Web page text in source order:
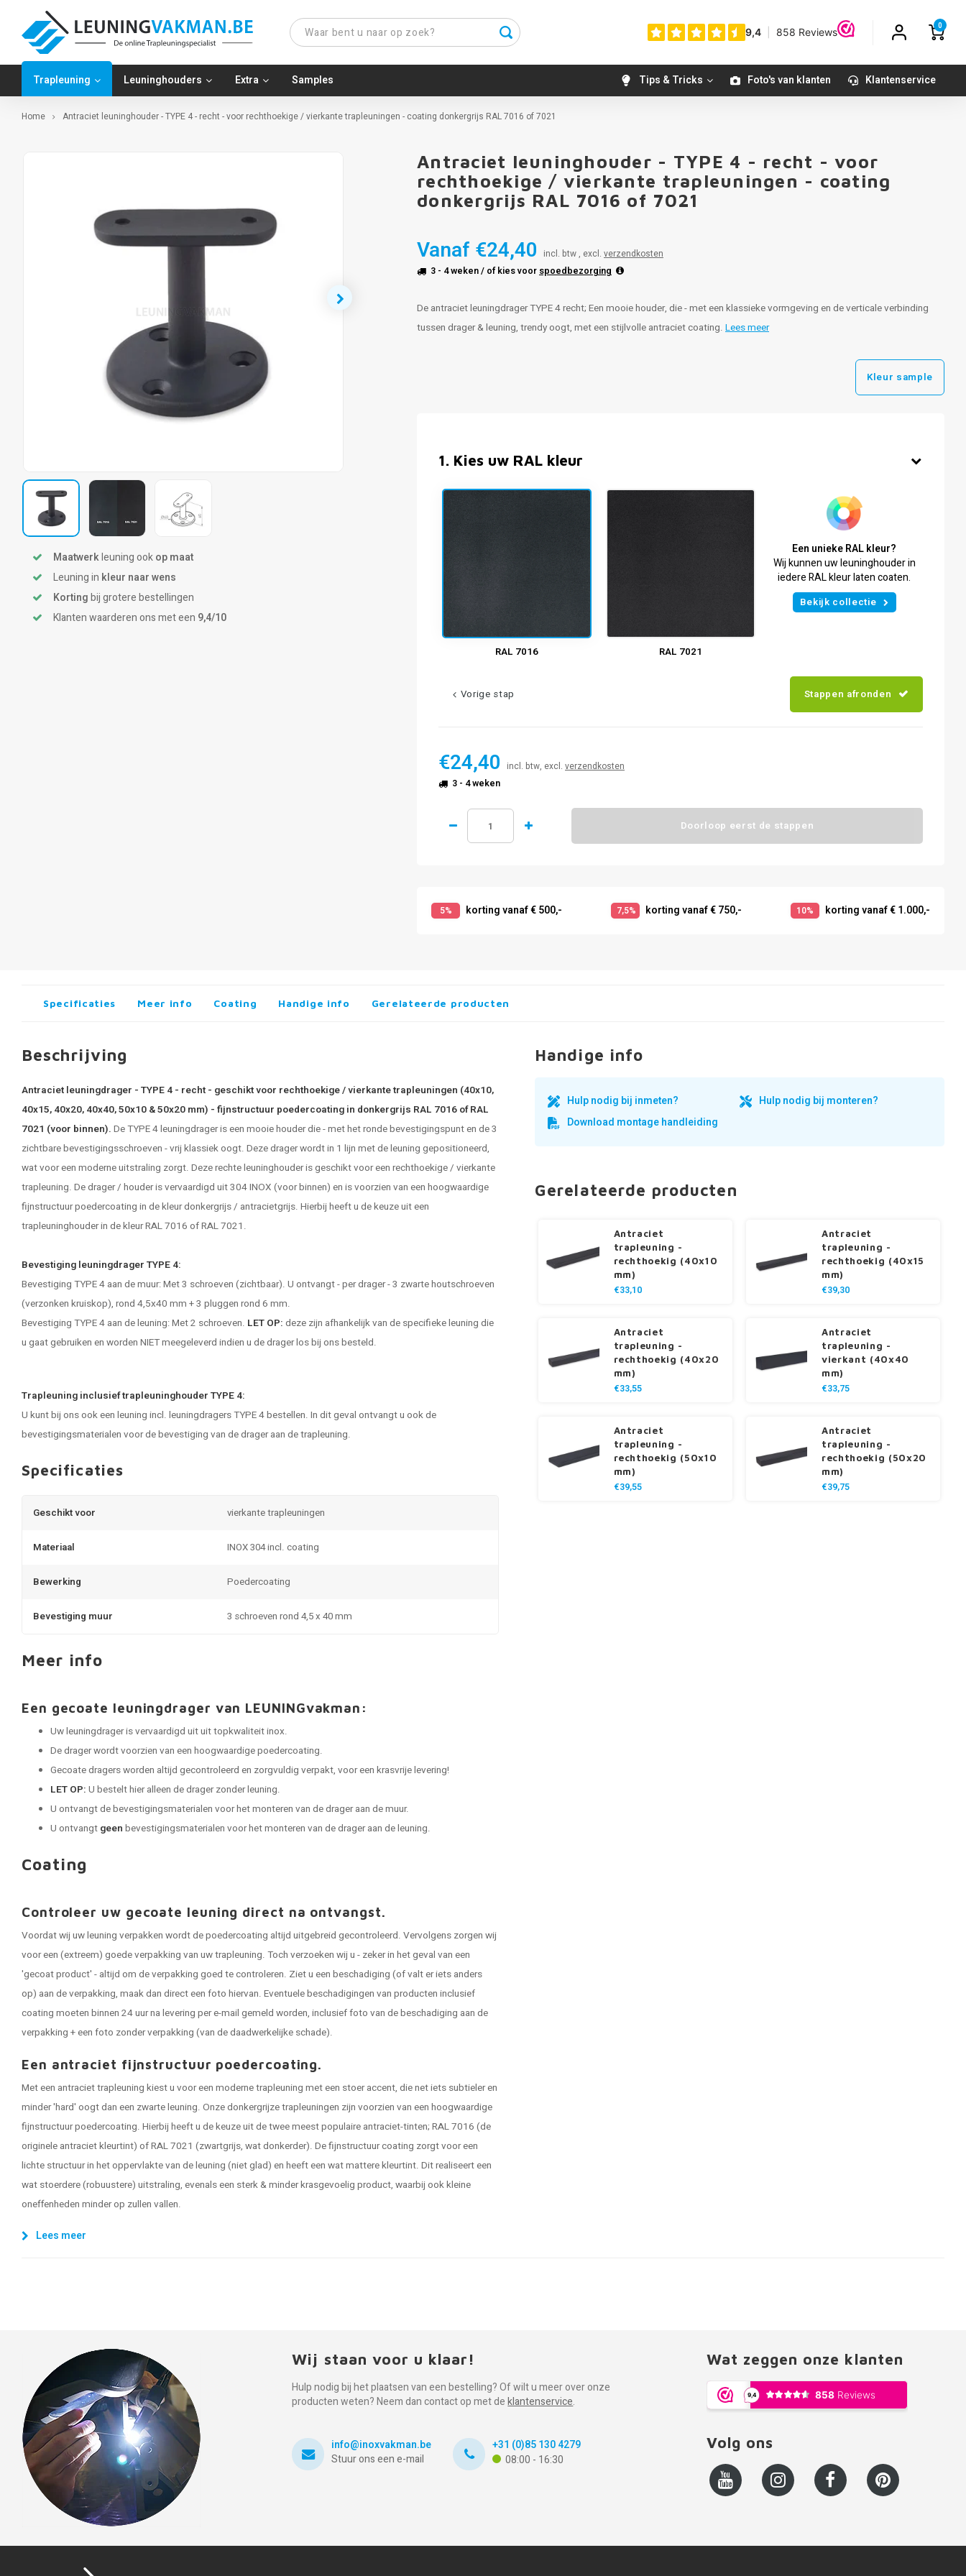
0
Trapleuning Leuninghouders Extra Samples Tips & Tricks Foto's van klanten Klantenservice
Home Antraciet leuninghouder - TYPE 4 - recht - voor rechthoekige / vierkante trapleuningen - coating donkergrijs RAL 7016 of 7021
Maatwerkleuning ookop maat
Leuning in kleur naar wens
Kortingbij grotere bestellingen
Klanten waarderen ons met een 9,4/10
Antraciet leuninghouder - TYPE 4 - recht - voor
rechthoekige / vierkante trapleuningen - coating
donkergrijs RAL 7016 of 7021
Vanaf €24,40 incl. btw , excl. verzendkosten
3 - 4 weken/ of kies voor spoedbezorging
De antraciet leuningdrager TYPE 4 recht; Een mooie houder, die - met een klassieke vormgeving en de verticale verbinding
tussen drager & leuning, trendy oogt, met een stijlvolle antraciet coating. Lees meer
Kleur sample
1. Kies uw RAL kleur
RAL 7016 RAL 7021
Een unieke RAL kleur?
Wij kunnen uw leuninghouder in
iedere RAL kleur laten coaten.
Bekijk collectie
Vorige stap Stappen afronden
€24,40 incl. btw, excl. verzendkosten
3 - 4 weken
Doorloop eerst de stappen
5% korting vanaf € 500,- 7,5% korting vanaf € 750,- 10% korting vanaf € 1.000,-
Specificaties Meer info Coating Handige info Gerelateerde producten
Beschrijving
Antraciet leuningdrager - TYPE 4 - recht - geschikt voor rechthoekige / vierkante trapleuningen (40x10,
40x15, 40x20, 40x40, 50x10 & 50x20 mm) - fijnstructuur poedercoating in donkergrijs RAL 7016 of RAL
7021 (voor binnen). De TYPE 4 leuningdrager is een mooie houder die - met het ronde bevestigingspunt en de 3
zichtbare bevestigingsschroeven - vrij klassiek oogt. Deze drager wordt in 1 lijn met de leuning gepositioneerd,
wat voor een moderne uitstraling zorgt. Deze rechte leuninghouder is geschikt voor een rechthoekige / vierkante
trapleuning. De drager / houder is vervaardigd uit 304 INOX (voor binnen) en is voorzien van een hoogwaardige
fijnstructuur poedercoating in de kleur donkergrijs / antracietgrijs. Hierbij heeft u de keuze uit een
trapleuninghouder in de kleur RAL 7016 of RAL 7021.
Bevestiging leuningdrager TYPE 4:
Bevestiging TYPE 4 aan de muur: Met 3 schroeven (zichtbaar). U ontvangt - per drager - 3 zwarte houtschroeven
(verzonken kruiskop), rond 4,5x40 mm + 3 pluggen rond 6 mm.
Bevestiging TYPE 4 aan de leuning: Met 2 schroeven. LET OP: deze zijn afhankelijk van de specifieke leuning die
u gaat gebruiken en worden NIET meegeleverd indien u de drager los bij ons besteld.
Trapleuning inclusief trapleuninghouder TYPE 4:
U kunt bij ons ook een leuning incl. leuningdragers TYPE 4 bestellen. In dit geval ontvangt u ook de
bevestigingsmaterialen voor de bevestiging van de drager aan detrapleuning.
Specificaties
Geschikt voor vierkante trapleuningen
Materiaal INOX 304 incl. coating
Bewerking Poedercoating
Bevestiging muur 3 schroeven rond 4,5 x 40 mm
Meer info
Een gecoate leuningdrager van LEUNINGvakman:
Uw leuningdrager is vervaardigd uit uit topkwaliteit inox.
De drager wordt voorzien van een hoogwaardige poedercoating.
Gecoate dragers worden altijd gecontroleerd en zorgvuldig verpakt, voor een krasvrije levering!
LET OP: U bestelt hier alleen de drager zonder leuning.
U ontvangt de bevestigingsmaterialen voor het monteren van de drager aan de muur.
U ontvangt geen bevestigingsmaterialen voor het monteren van de drager aan de leuning.
Coating
Controleer uw gecoate leuning direct na ontvangst.
Voordat wij uw leuning verpakken wordt de poedercoating altijd uitgebreid gecontroleerd. Vervolgens zorgen wij
voor een (extreem) goede verpakking van uw trapleuning. Toch verzoeken wij u - zeker in het geval van een
'gecoat product' - altijd om de verpakking goed te controleren. Ziet u een beschadiging (of valt er iets anders
op) aan de verpakking, maak dan direct een foto hiervan. Eventuele beschadigingen van producten inclusief
coating moeten binnen 24 uur na levering per e-mail gemeld worden, inclusief foto van de beschadiging aan de
verpakking + een foto zonder verpakking (van de daadwerkelijke schade).
Een antraciet fijnstructuur poedercoating.
Met een antraciet trapleuning kiest u voor een moderne trapleuning met een stoer accent, die net iets subtieler en
minder 'hard' oogt dan een zwarte leuning. Onze donkergrijze trapleuningen zijn voorzien van een hoogwaardige
fijnstructuur poedercoating. Hierbij heeft u de keuze uit de twee meest populaire antraciet-tinten; RAL 7016 (de
originele antraciet kleurtint) of RAL 7021 (zwartgrijs, wat donkerder). De fijnstructuur coating zorgt voor een
lichte structuur in het oppervlakte van de leuning (niet glad) en heeft een wat mattere kleurtint. Dit realiseert een
wat stoerdere (robuustere) uitstraling, evenals een sterk & minder krasgevoelig product, waarbij ook kleine
oneffenheden minder op zullen vallen.
Lees meer
Handige info
Hulp nodig bij inmeten?
Hulp nodig bij monteren?
Download montage handleiding
Gerelateerde producten
Antraciet
trapleuning -
rechthoekig (40x10
mm)
€33,10
Antraciet
trapleuning -
rechthoekig (40x15
mm)
€39,30
Antraciet
trapleuning -
rechthoekig (40x20
mm)
€33,55
Antraciet
trapleuning -
vierkant (40x40
mm)
€33,75
Antraciet
trapleuning -
rechthoekig (50x10
mm)
€39,55
Antraciet
trapleuning -
rechthoekig (50x20
mm)
€39,75
Wij staan voor u klaar!
Hulp nodig bij het plaatsen van een bestelling? Of wilt u meer over onze
producten weten? Neem dan contact op met deklantenservice.
info@inoxvakman.be
Stuur ons een e-mail
+31 (0)85 130 4279
08:00 - 16:30
Wat zeggen onze klanten
Volg ons